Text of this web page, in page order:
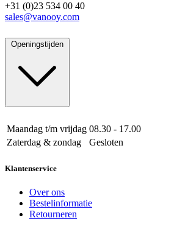
+31 (0)23 534 00 40
sales@vanooy.com
Openingstijden
Maandag t/m vrijdag 08.30 - 17.00
Zaterdag & zondag
Gesloten
Klantenservice
Over ons
Bestelinformatie
Retourneren